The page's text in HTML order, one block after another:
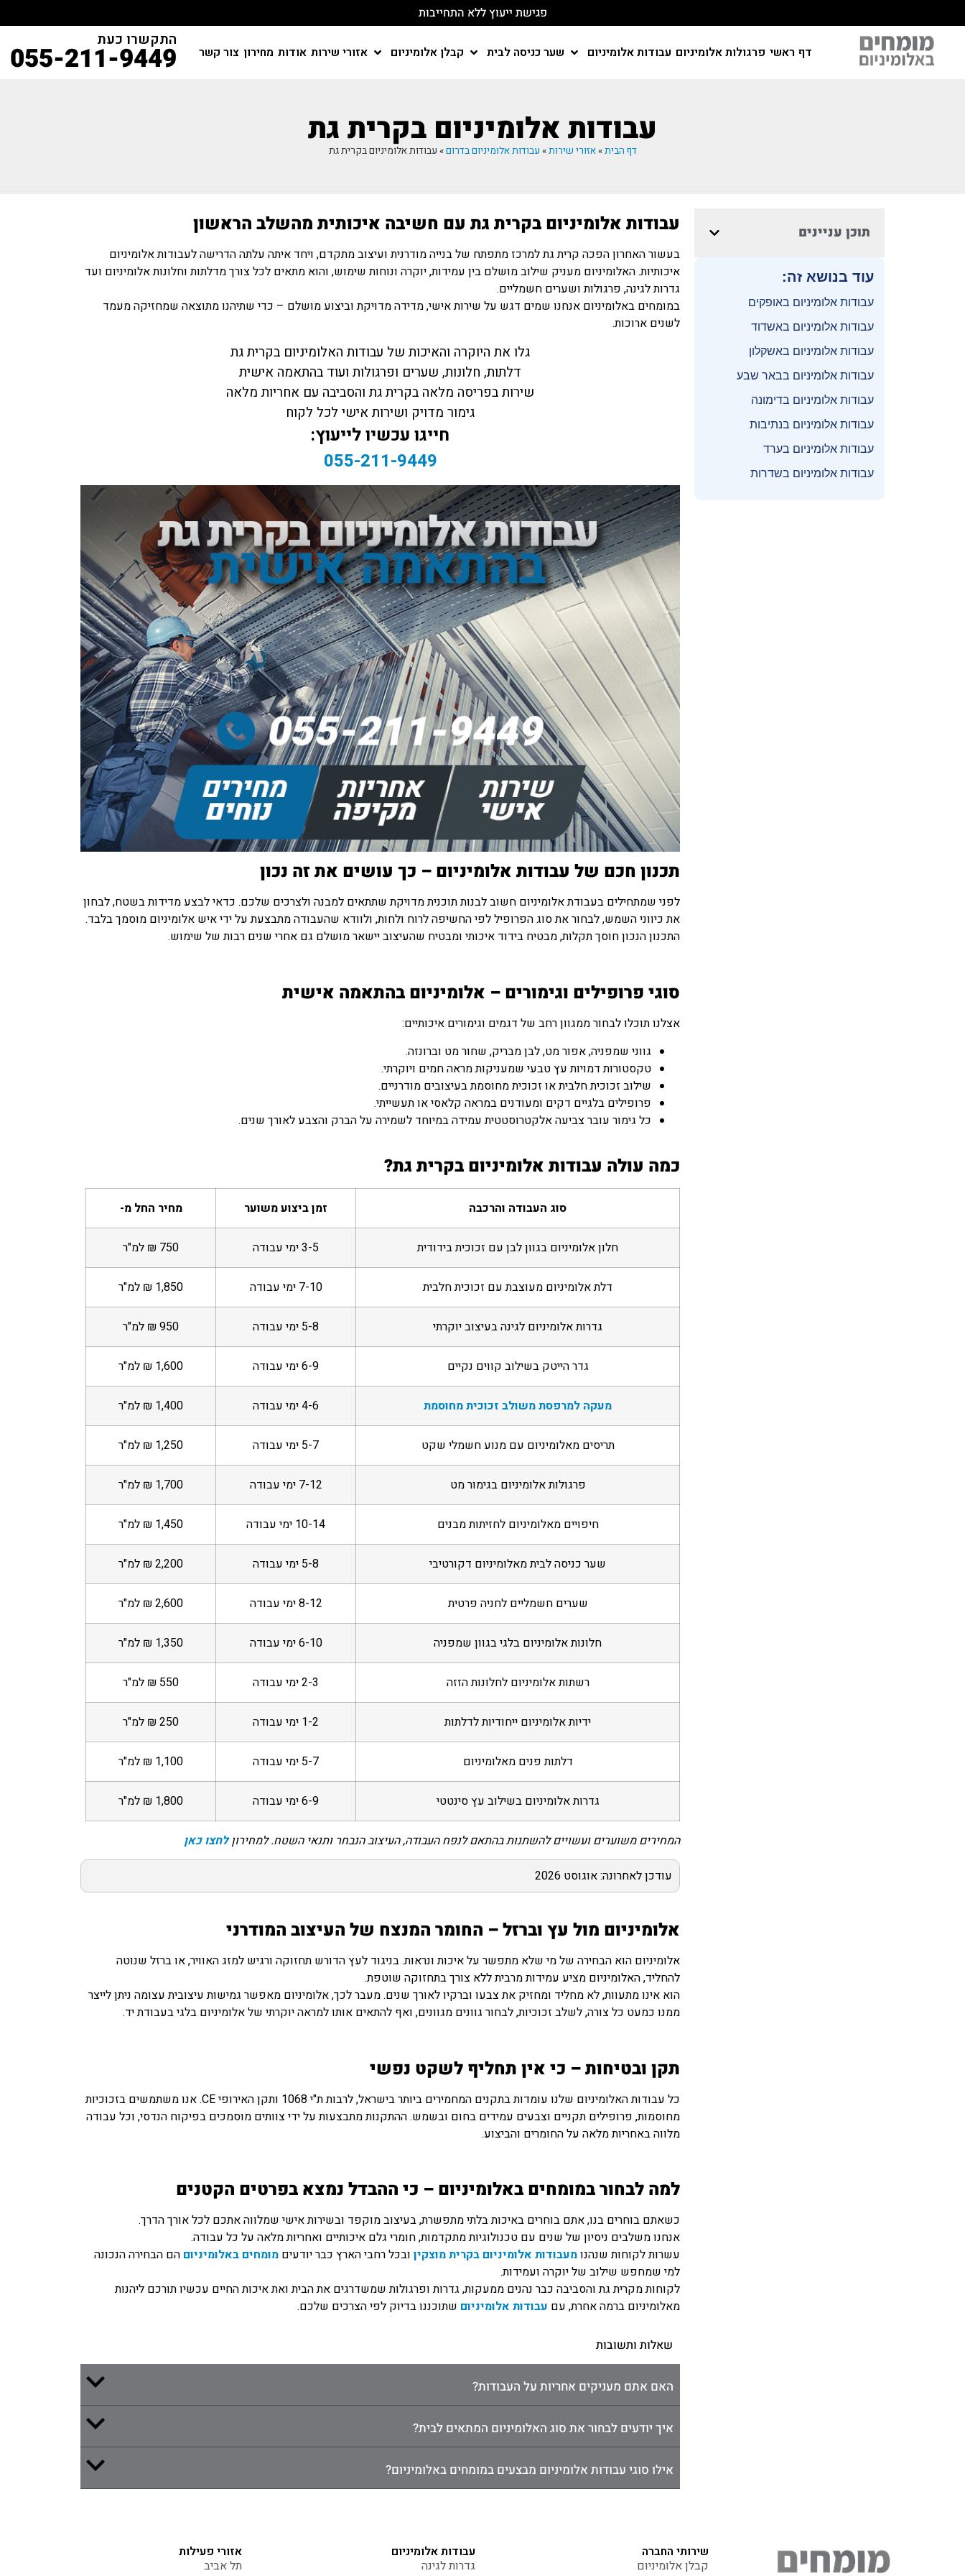
פגישת ייעוץ ללא התחייבות
דף ראשי פרגולות אלומיניום עבודות אלומיניום שער כניסה לבית קבלן אלומיניום אזורי שירות אודות מחירון צור קשר
התקשרו כעת
055-211-9449
עבודות אלומיניום בקרית גת
דף הבית»אזורי שירות» עבודות אלומיניום בדרום» עבודות אלומיניום בקרית גת
תוכן עניינים
עוד בנושא זה:
עבודות אלומיניום באופקים
עבודות אלומיניום באשדוד
עבודות אלומיניום באשקלון
עבודות אלומיניום בבאר שבע
עבודות אלומיניום בדימונה
עבודות אלומיניום בנתיבות
עבודות אלומיניום בערד
עבודות אלומיניום בשדרות
עבודות אלומיניום בקרית גת עם חשיבה איכותית מהשלב הראשון
בעשור האחרון הפכה קרית גת למרכז מתפתח של בנייה מודרנית ועיצוב מתקדם, ויחד איתה עלתה הדרישה לעבודות אלומיניום
איכותיות. האלומיניום מעניק שילוב מושלם בין עמידות, יוקרה ונוחות שימוש, והוא מתאים לכל צורך מדלתות וחלונות אלומיניום ועד
גדרות לגינה, פרגולות ושערים חשמליים.
במומחים באלומיניום אנחנו שמים דגש על שירות אישי, מדידה מדויקת וביצוע מושלם – כדי שתיהנו מתוצאה שמחזיקה מעמד
לשנים ארוכות.
גלו את היוקרה והאיכות של עבודות האלומיניום בקרית גת
דלתות, חלונות, שערים ופרגולות ועוד בהתאמה אישית
שירות בפריסה מלאה בקרית גת והסביבה עם אחריות מלאה
גימור מדויק ושירות אישי לכל לקוח
חייגו עכשיו לייעוץ:
055-211-9449
תכנון חכם של עבודות אלומיניום – כך עושים את זה נכון
לפני שמתחילים בעבודת אלומיניום חשוב לבנות תוכנית מדויקת שתתאים למבנה ולצרכים שלכם. כדאי לבצע מדידות בשטח, לבחון
את כיווני השמש, לבחור את סוג הפרופיל לפי החשיפה לרוח ולחות, ולוודא שהעבודה מתבצעת על ידי איש אלומיניום מוסמך בלבד.
התכנון הנכון חוסך תקלות, מבטיח בידוד איכותי ומבטיח שהעיצוב יישאר מושלם גם אחרי שנים רבות של שימוש.
סוגי פרופילים וגימורים – אלומיניום בהתאמה אישית
אצלנו תוכלו לבחור ממגוון רחב של דגמים וגימורים איכותיים:
גווני שמפניה, אפור מט, לבן מבריק, שחור מט וברונזה.
טקסטורות דמויות עץ טבעי שמעניקות מראה חמים ויוקרתי.
שילוב זכוכית חלבית או זכוכית מחוסמת בעיצובים מודרניים.
פרופילים בלגיים דקים ומעודנים במראה קלאסי או תעשייתי.
כל גימור עובר צביעה אלקטרוסטטית עמידה במיוחד לשמירה על הברק והצבע לאורך שנים.
כמה עולה עבודות אלומיניום בקרית גת?
סוג העבודה והרכבה זמן ביצוע משוער מחיר החל מ-
חלון אלומיניום בגוון לבן עם זכוכית בידודית 3-5 ימי עבודה 750 ₪ למ"ר
דלת אלומיניום מעוצבת עם זכוכית חלבית 7-10 ימי עבודה 1,850 ₪ למ"ר
גדרות אלומיניום לגינה בעיצוב יוקרתי 5-8 ימי עבודה 950 ₪ למ"ר
גדר הייטק בשילוב קווים נקיים 6-9 ימי עבודה 1,600 ₪ למ"ר
מעקה למרפסת משולב זכוכית מחוסמת 4-6 ימי עבודה 1,400 ₪ למ"ר
תריסים מאלומיניום עם מנוע חשמלי שקט 5-7 ימי עבודה 1,250 ₪ למ"ר
פרגולות אלומיניום בגימור מט 7-12 ימי עבודה 1,700 ₪ למ"ר
חיפויים מאלומיניום לחזיתות מבנים 10-14 ימי עבודה 1,450 ₪ למ"ר
שער כניסה לבית מאלומיניום דקורטיבי 5-8 ימי עבודה 2,200 ₪ למ"ר
שערים חשמליים לחניה פרטית 8-12 ימי עבודה 2,600 ₪ למ"ר
חלונות אלומיניום בלגי בגוון שמפניה 6-10 ימי עבודה 1,350 ₪ למ"ר
רשתות אלומיניום לחלונות הזזה 2-3 ימי עבודה 550 ₪ למ"ר
ידיות אלומיניום ייחודיות לדלתות 1-2 ימי עבודה 250 ₪ למ"ר
דלתות פנים מאלומיניום 5-7 ימי עבודה 1,100 ₪ למ"ר
גדרות אלומיניום בשילוב עץ סינטטי 6-9 ימי עבודה 1,800 ₪ למ"ר
המחירים משוערים ועשויים להשתנות בהתאם לנפח העבודה, העיצוב הנבחר ותנאי השטח. למחירוןלחצו כאן
עודכן לאחרונה: אוגוסט 2026
אלומיניום מול עץ וברזל – החומר המנצח של העיצוב המודרני
אלומיניום הוא הבחירה של מי שלא מתפשר על איכות ונראות. בניגוד לעץ הדורש תחזוקה ורגיש למזג האוויר, או ברזל שנוטה
להחליד, האלומיניום מציע עמידות מרבית ללא צורך בתחזוקה שוטפת.
הוא אינו מתעוות, לא מחליד ומחזיק את צבעו וברקיו לאורך שנים. מעבר לכך, אלומיניום מאפשר גמישות עיצובית עצומה ניתן לייצר
ממנו כמעט כל צורה, לשלב זכוכיות, לבחור גוונים מגוונים, ואף להתאים אותו למראה יוקרתי של אלומיניום בלגי בעבודת יד.
תקן ובטיחות – כי אין תחליף לשקט נפשי
כל עבודות האלומיניום שלנו עומדות בתקנים המחמירים ביותר בישראל, לרבות ת"י 1068 ותקן האירופי CE. אנו משתמשים בזכוכיות
מחוסמות, פרופילים תקניים וצבעים עמידים בחום ובשמש. ההתקנות מתבצעות על ידי צוותים מוסמכים בפיקוח הנדסי, וכל עבודה
מלווה באחריות מלאה על החומרים והביצוע.
למה לבחור במומחים באלומיניום – כי ההבדל נמצא בפרטים הקטנים
כשאתם בוחרים בנו, אתם בוחרים באיכות בלתי מתפשרת, בעיצוב מוקפד ובשירות אישי שמלווה אתכם לכל אורך הדרך.
אנחנו משלבים ניסיון של שנים עם טכנולוגיות מתקדמות, חומרי גלם איכותיים ואחריות מלאה על כל עבודה.
עשרות לקוחות שנהנומעבודות אלומיניום בקרית מוצקין ובכל רחבי הארץ כבר יודעים מומחים באלומיניום הם הבחירה הנכונה
למי שמחפש שילוב של יוקרה ועמידות.
לקוחות מקרית גת והסביבה כבר נהנים ממעקות, גדרות ופרגולות שמשדרגים את הבית ואת איכות החיים עכשיו תורכם ליהנות
מאלומיניום ברמה אחרת, עם עבודות אלומיניום שתוכננו בדיוק לפי הצרכים שלכם.
שאלות ותשובות
האם אתם מעניקים אחריות על העבודות?
איך יודעים לבחור את סוג האלומיניום המתאים לבית?
אילו סוגי עבודות אלומיניום מבצעים במומחים באלומיניום?
שירותי החברה
קבלן אלומיניום
עבודות אלומיניום
גדרות לגינה
אזורי פעילות
תל אביב